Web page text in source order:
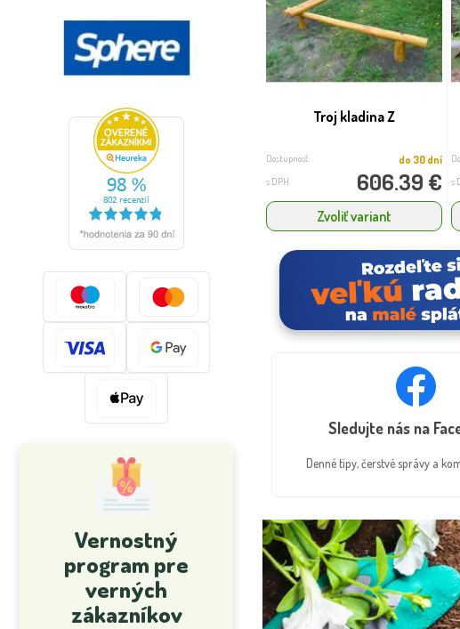
Vernostný
program pre
verných
zákazníkov
Troj kladina Z
Dostupnosť: do 30 dní
s DPH 606.39 €
Zvoliť variant
s
Sledujte nás na
Denné tipy, čerstvé správy a